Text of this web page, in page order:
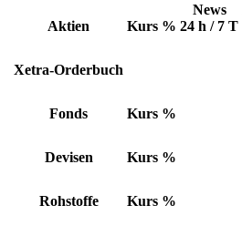
Aktien Kurs %
News
24 h / 7 T
Xetra-Orderbuch
Fonds Kurs %
Devisen Kurs %
Rohstoffe Kurs %